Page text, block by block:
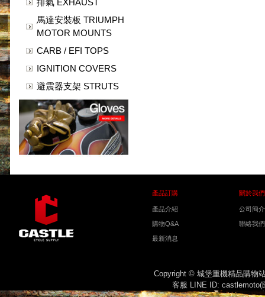
排氣 EXHAUST
馬達安裝板 TRIUMPH
MOTOR MOUNTS
CARB / EFI TOPS
IGNITION COVERS
避震器支架 STRUTS
產品訂購 關於我們
產品介紹
購物Q&A
最新消息
公司簡介
聯絡我們
Copyright © 城堡重機精品購物
客服 LINE ID: